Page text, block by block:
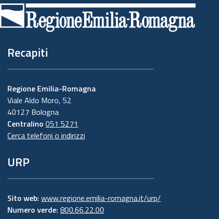
di
pagina
Recapiti
Regione Emilia-Romagna
Viale Aldo Moro, 52
40127 Bologna
Centralino 051 5271
Cerca telefoni o indirizzi
URP
Sito web: www.regione.emilia-romagna.it/urp/
Numero verde: 800.66.22.00